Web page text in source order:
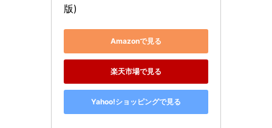
版)
Amazonで見る
楽天市場で見る
Yahoo!ショッピングで見る